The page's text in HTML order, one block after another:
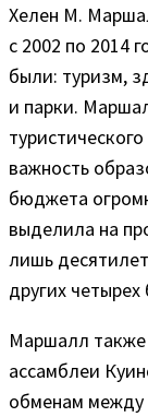
Хелен М.
с 2002 по 2014
были: туризм,
и парки.
важность
бюджета
выделила на
лишь
других
Маршалл также
ассамблеи
обменам между